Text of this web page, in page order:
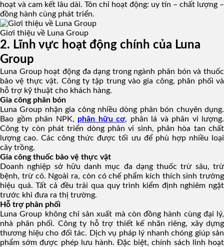
hoạt và cam kết lâu dài. Tôn chỉ hoạt động: uy tín – chất lượng –
đồng hành cùng phát triển.
Giơi thiệu về Luna Group
2. Lĩnh vực hoạt động chính của Luna
Group
Luna Group hoạt động đa dạng trong ngành phân bón và thuốc
bảo vệ thực vật. Công ty tập trung vào gia công, phân phối và
hỗ trợ kỹ thuật cho khách hàng.
Gia công phân bón
Luna Group nhận gia công nhiều dòng phân bón chuyên dụng.
Bao gồm phân NPK, phân hữu cơ, phân lá và phân vi lượng.
Công ty còn phát triển dòng phân vi sinh, phân hòa tan chất
lượng cao. Các công thức được tối ưu để phù hợp nhiều loại
cây trồng.
Gia công thuốc bảo vệ thực vật
Doanh nghiệp sở hữu danh mục đa dạng thuốc trừ sâu, trừ
bệnh, trừ cỏ. Ngoài ra, còn có chế phẩm kích thích sinh trưởng
hiệu quả. Tất cả đều trải qua quy trình kiểm định nghiêm ngặt
trước khi đưa ra thị trường.
Hỗ trợ phân phối
Luna Group không chỉ sản xuất mà còn đồng hành cùng đại lý,
nhà phân phối. Công ty hỗ trợ thiết kế nhãn riêng, xây dựng
thương hiệu cho đối tác. Dịch vụ pháp lý nhanh chóng giúp sản
phẩm sớm được phép lưu hành. Đặc biệt, chính sách linh hoạt